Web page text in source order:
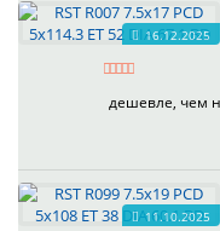
16.12.2025
дешевле, чем
11.10.2025